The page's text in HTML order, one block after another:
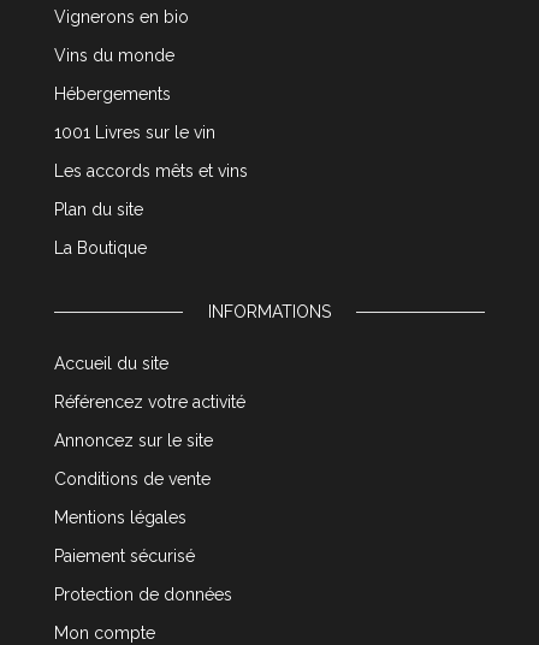
Vignerons en bio
Vins du monde
Hébergements
1001 Livres sur le vin
Les accords mêts et vins
Plan du site
La Boutique
INFORMATIONS
Accueil du site
Référencez votre activité
Annoncez sur le site
Conditions de vente
Mentions légales
Paiement sécurisé
Protection de données
Mon compte